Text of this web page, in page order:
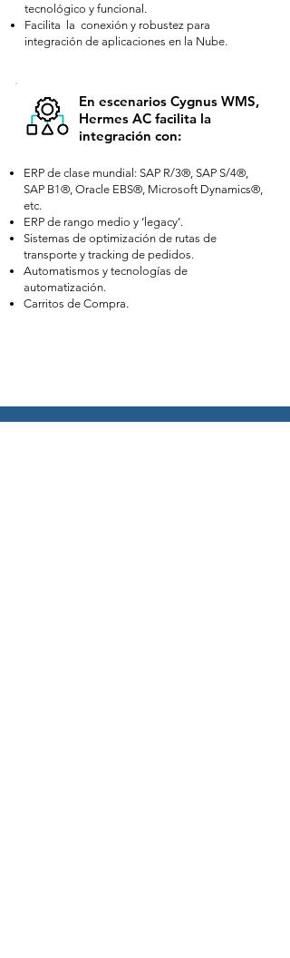
tecnológico y funcional.
Facilita la conexión y robustez para
integración de aplicaciones en la Nube.
En escenarios Cygnus WMS,
Hermes AC facilita la
integración con:
ERP de clase mundial: SAP R/3®, SAP S/4®,
SAP B1®, Oracle EBS®, Microsoft Dynamics®,
etc.
ERP de rango medio y ‘legacy’.
Sistemas de optimización de rutas de
transporte y tracking de pedidos.
Automatismos y tecnologías de
automatización.
Carritos de Compra.